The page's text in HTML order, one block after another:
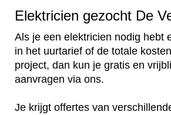
Elektricien gezocht De
Als je een elektricien nodig hebt
in het uurtarief of de totale
project, dan kun je gratis en
aanvragen via ons.
Je krijgt offertes van